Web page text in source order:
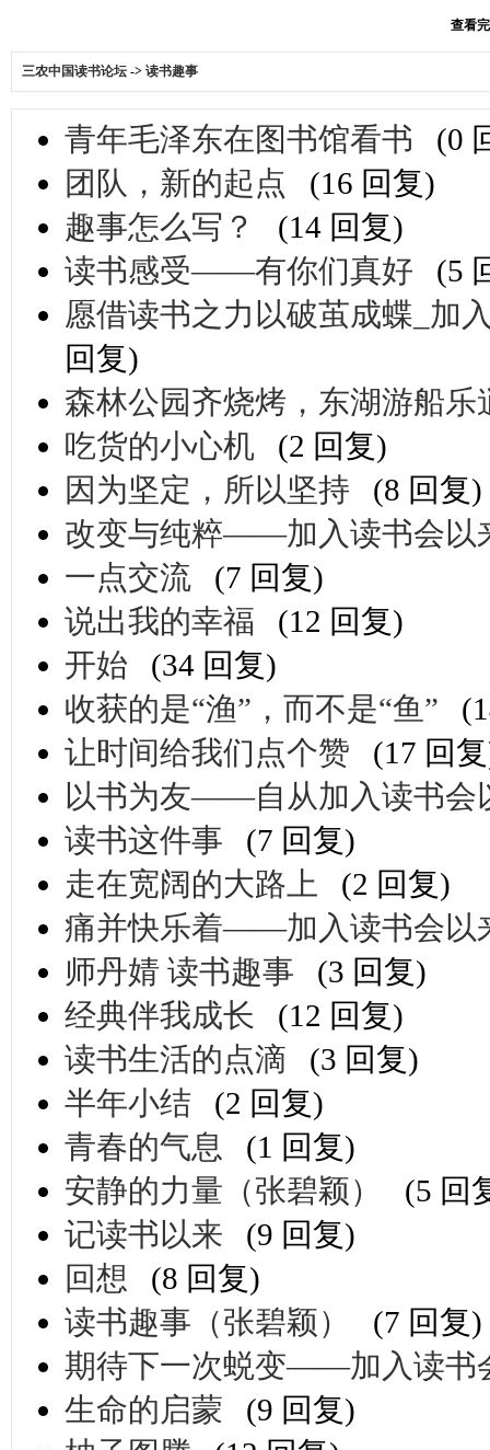
查看
三农中国读书论坛 -> 读书趣事
青年毛泽东在图书馆看书
(0
团队，新的起点
(16 回复)
趣事怎么写？
(14 回复)
读书感受——有你们真好
(5
愿借读书之力以破茧成蝶_加
回复)
森林公园齐烧烤，东湖游船
吃货的小心机
(2 回复)
因为坚定，所以坚持
(8 回复)
改变与纯粹——加入读书会以
一点交流
(7 回复)
说出我的幸福
(12 回复)
开始
(34 回复)
收获的是“渔”，而不是“鱼”
让时间给我们点个赞
(17 回
以书为友——自从加入读书会
读书这件事
(7 回复)
走在宽阔的大路上
(2 回复)
痛并快乐着——加入读书会以
师丹婧 读书趣事
(3 回复)
经典伴我成长
(12 回复)
读书生活的点滴
(3 回复)
半年小结
(2 回复)
青春的气息
(1 回复)
安静的力量（张碧颖）
(5 回
记读书以来
(9 回复)
回想
(8 回复)
读书趣事（张碧颖）
(7 回复)
期待下一次蜕变——加入读书
生命的启蒙
(9 回复)